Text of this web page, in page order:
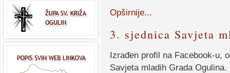
Opširnije...
3. sjednica Savjeta
Izrađen profil na Facebook-u,
Savjeta mladih Grada Ogulina.